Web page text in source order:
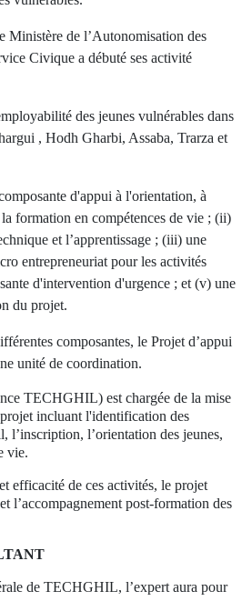
Ministère de l’Autonomisation des
Civique a débuté ses activité
des jeunes vulnérables dans
, Hodh Gharbi, Assaba, Trarza et
d'appui à l'orientation, à
formation en compétences de vie ; (ii)
et l’apprentissage ; (iii) une
entrepreneuriat pour les activités
d'intervention d'urgence ; et (v) une
du projet.
composantes, le Projet d’appui
unité de coordination.
TECHGHIL) est chargée de la mise
incluant l'identification des
l’inscription, l’orientation des jeunes,
vie.
efficacité de ces activités, le projet
l’accompagnement post-formation des
de TECHGHIL, l’expert aura pour